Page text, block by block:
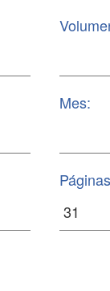
Mes: